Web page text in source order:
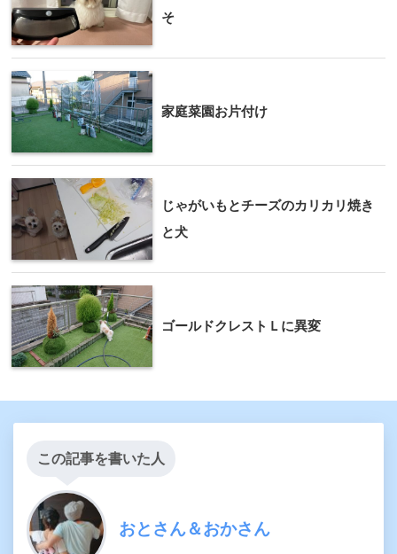
そ
家庭菜園お片付け
じゃがいもとチーズのカリカリ焼き
と犬
ゴールドクレストＬに異変
この記事を書いた人
おとさん＆おかさん